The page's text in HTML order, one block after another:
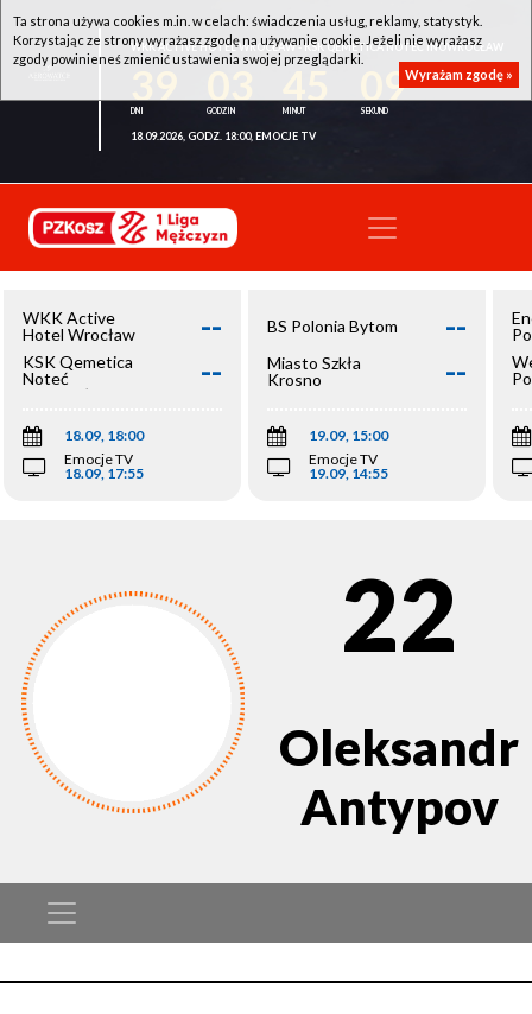
WKK ACTIVE HOTEL WROCŁAW - KSK QEMETICA NOTEĆ INOWROCŁAW
09
18.09.2026, GODZ. 18:00, EMOCJE TV
WKK Active
Hotel Wrocław
--
KSK Qemetica
Noteć
Inowrocław
--
18.09, 18:00
Emocje TV
18.09, 17:55
BS Polonia Bytom --
Miasto Szkła
Krosno
--
19.09, 15:00
Emocje TV
19.09, 14:55
22
Oleksandr
Antypov
Ta strona używa cookies m.in. w celach: świadczenia usług, reklamy, statystyk.
Korzystając ze strony wyrażasz zgodę na używanie cookie. Jeżeli nie wyrażasz
zgody powinieneś zmienić ustawienia swojej przeglądarki.
Wyrażam zgodę »